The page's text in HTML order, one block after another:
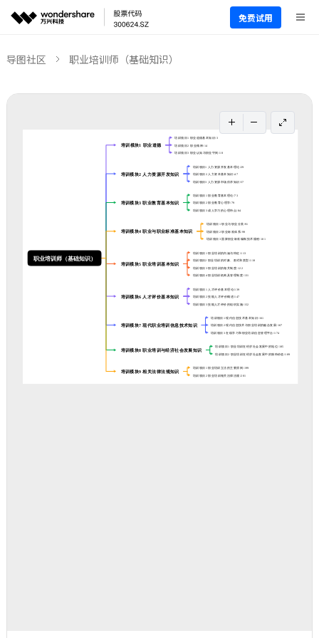
免费试用
导图社区 职业培训师（基础知识）